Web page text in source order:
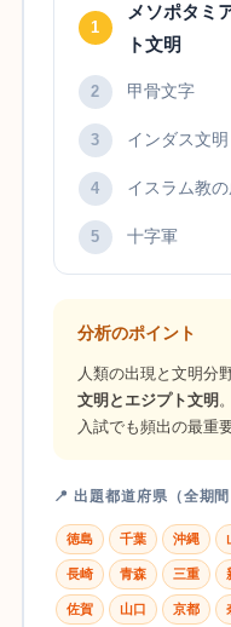
1
メソポタミ
ト文明
2 甲骨文字
3 インダス文明
4 イスラム教
5 十字軍
分析のポイント
人類の出現と文明分
文明とエジプト文明
入試でも頻出の最重
📍 出題都道府県（全期間
徳島 千葉 沖縄
長崎 青森 三重
佐賀 山口 京都